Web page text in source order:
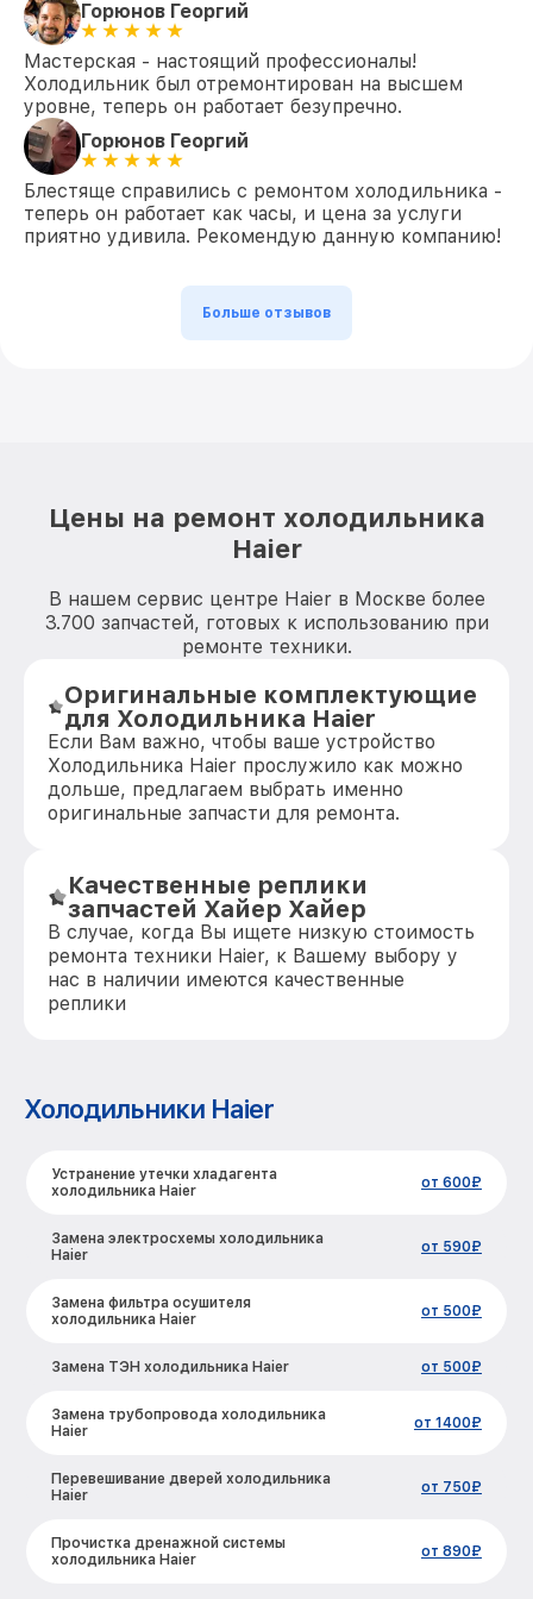
Горюнов Георгий
Мастерская - настоящий профессионалы!
Холодильник был отремонтирован на высшем
уровне, теперь он работает безупречно.
Горюнов Георгий
Блестяще справились с ремонтом холодильника -
теперь он работает как часы, и цена за услуги
приятно удивила. Рекомендую данную компанию!
Больше отзывов
Цены на ремонт холодильника
Haier
В нашем сервис центре Haier в Москве более
3.700 запчастей, готовых к использованию при
ремонте техники.
Оригинальные комплектующие
для Холодильника Haier
Если Вам важно, чтобы ваше устройство
Холодильника Haier прослужило как можно
дольше, предлагаем выбрать именно
оригинальные запчасти для ремонта.
Качественные реплики
запчастей Хайер Хайер
В случае, когда Вы ищете низкую стоимость
ремонта техники Haier, к Вашему выбору у
нас в наличии имеются качественные
реплики
Холодильники Haier
Устранение утечки хладагента
холодильника Haier
от 600₽
Замена электросхемы холодильника
Haier
от 590₽
Замена фильтра осушителя
холодильника Haier
от 500₽
Замена ТЭН холодильника Haier от 500₽
Замена трубопровода холодильника
Haier
от 1400₽
Перевешивание дверей холодильника
Haier
от 750₽
Прочистка дренажной системы
холодильника Haier
от 890₽